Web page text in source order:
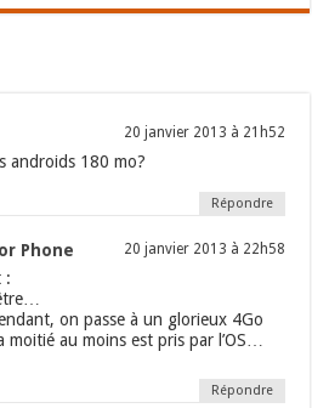
20 janvier 2013 à 21h52
androids 180 mo?
Répondre
Phone 20 janvier 2013 à 22h58
:
on passe à un glorieux 4Go
moitié au moins est pris par l’OS…
Répondre